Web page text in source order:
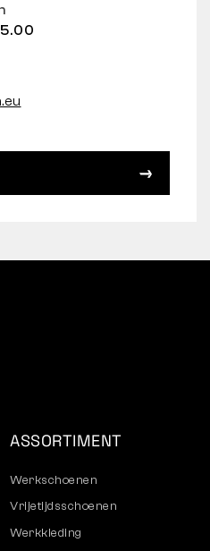
ASSORTIMENT
Werkschoenen
Vrijetijdsschoenen
Werkkleding